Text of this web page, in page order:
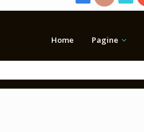
Home Pagine